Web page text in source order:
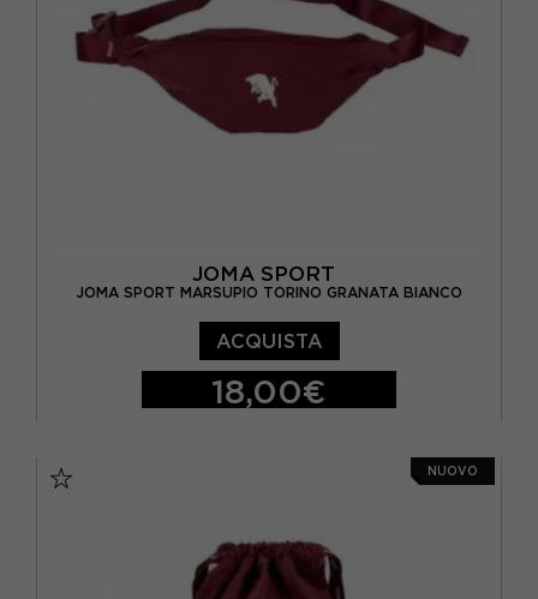
JOMA SPORT
JOMA SPORT MARSUPIO TORINO GRANATA BIANCO
ACQUISTA
18,00€
NUOVO